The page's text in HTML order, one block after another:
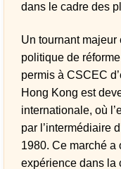
dans le cadre des
Un tournant majeur
politique de
permis à CSCEC
Hong Kong est
internationale, où
par l’intermédiaire
1980. Ce marché a
expérience dans la